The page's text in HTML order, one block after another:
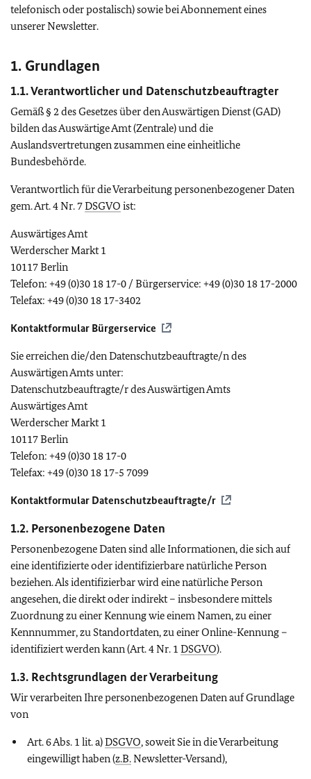
telefonisch oder postalisch) sowie bei Abonnement eines
unserer Newsletter.
1. Grundlagen
1.1. Verantwortlicher und Datenschutzbeauftragter
Gemäß § 2 des Gesetzes über den Auswärtigen Dienst (GAD)
bilden das Auswärtige Amt (Zentrale) und die
Auslandsvertretungen zusammen eine einheitliche
Bundesbehörde.
Verantwortlich für die Verarbeitung personenbezogener Daten
gem. Art. 4 Nr. 7DSGVO ist:
Auswärtiges Amt
Werderscher Markt 1
10117 Berlin
Telefon: +49 (0)30 18 17-0 / Bürgerservice: +49 (0)30 18 17-2000
Telefax: +49 (0)30 18 17-3402
Kontaktformular Bürgerservice
Sie erreichen die/den Datenschutzbeauftragte/n des
Auswärtigen Amts unter:
Datenschutzbeauftragte/r des Auswärtigen Amts
Auswärtiges Amt
Werderscher Markt 1
10117 Berlin
Telefon: +49 (0)30 18 17-0
Telefax: +49 (0)30 18 17-5 7099
Kontaktformular Datenschutzbeauftragte/r
1.2. Personenbezogene Daten
Personenbezogene Daten sind alle Informationen, die sich auf
eine identifizierte oder identifizierbare natürliche Person
beziehen. Als identifizierbar wird eine natürliche Person
angesehen, die direkt oder indirekt – insbesondere mittels
Zuordnung zu einer Kennung wie einem Namen, zu einer
Kennnummer, zu Standortdaten, zu einer Online-Kennung –
identifiziert werden kann (Art. 4 Nr. 1 DSGVO).
1.3. Rechtsgrundlagen der Verarbeitung
Wir verarbeiten Ihre personenbezogenen Daten auf Grundlage
von
Art. 6 Abs. 1 lit. a)DSGVO, soweit Sie in die Verarbeitung
eingewilligt haben (z.B.Newsletter-Versand),